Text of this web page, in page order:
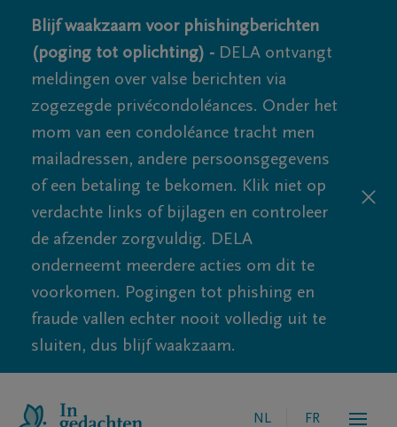
Blijf waakzaam voor phishingberichten
(poging tot oplichting) - DELA ontvangt
meldingen over valse berichten via
zogezegde privécondoléances. Onder het
mom van een condoléance tracht men
mailadressen, andere persoonsgegevens
of een betaling te bekomen. Klik niet op
verdachte links of bijlagen en controleer
de afzender zorgvuldig. DELA
onderneemt meerdere acties om dit te
voorkomen. Pogingen tot phishing en
fraude vallen echter nooit volledig uit te
sluiten, dus blijf waakzaam.
NL FR